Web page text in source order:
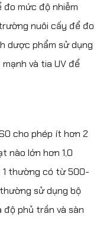
mức độ nhiễm
nuôi cấy để đo
dược phẩm sử dụng
và tia UV để
cho phép ít hơn 2
nào lớn hơn 1,0
1 thường có từ 500-
sử dụng bộ
độ phủ trần và sàn